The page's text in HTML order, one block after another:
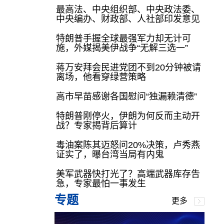
最高法、中央组织部、中央政法委、
中央编办、财政部、人社部印发意见
特朗普手握全球最强军力却无计可
施，外媒揭美伊战争“无解三选一”
蒋万安拜会民进党团不到20分钟被请
离场，他看穿绿营策略
高市早苗感谢各国慰问“独漏赖清德”
特朗普刚停火，伊朗为何反而主动开
战？专家揭背后算计
毒油案陈其迈怒问20%决策，卢秀燕
证实了，曝台湾当局有内鬼
美军武器快打光了？高端武器库存告
急，专家最怕一事发生
专题 更多